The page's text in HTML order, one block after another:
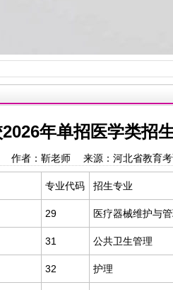
年单招医学类招
作者：靳老师 来源：河北省教育
专业代码 招生专业
29 医疗器械维护与
31 公共卫生管理
32 护理